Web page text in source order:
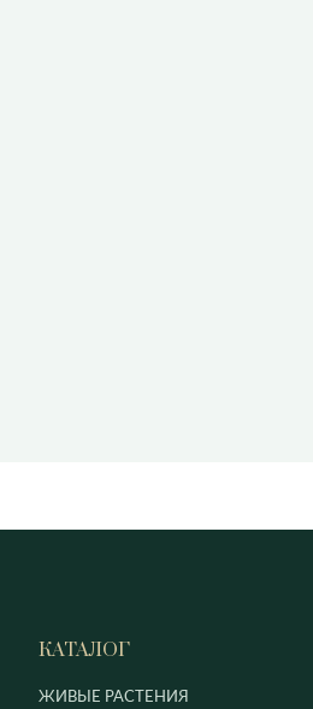
КАТАЛОГ
ЖИВЫЕ РАСТЕНИЯ